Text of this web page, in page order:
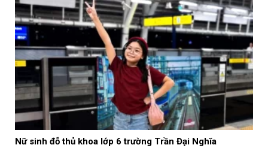
Nữ sinh đỗ thủ khoa lớp 6 trường Trần Đại Nghĩa